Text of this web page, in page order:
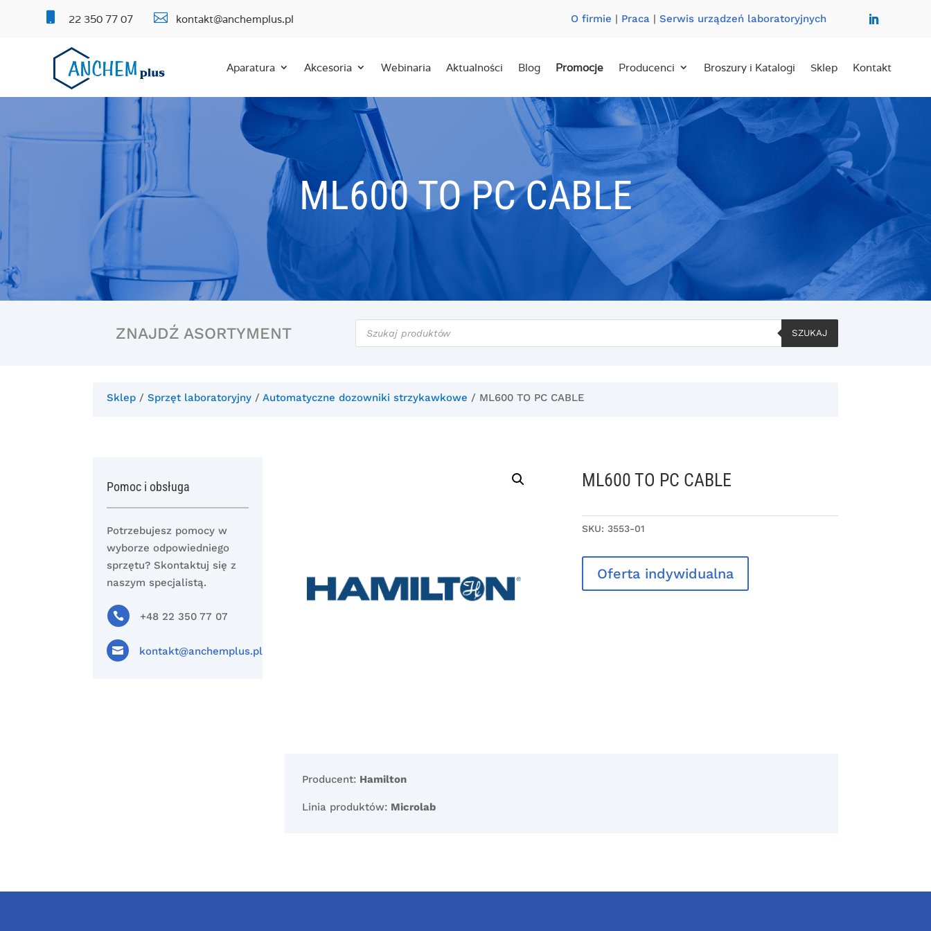
22 350 77 07  kontakt@anchemplus.pl O firmie | Praca| Serwis urządzeń laboratoryjnych
Aparatura Akcesoria Webinaria Aktualności Blog Promocje Producenci Broszury i Katalogi Sklep Kontakt
ML600 TO PC CABLE
ZNAJDŹ ASORTYMENT
Wyszukiwarka
produktów
SZUKAJ
Sklep /Sprzęt laboratoryjny /Automatyczne dozowniki strzykawkowe / ML600 TO PC CABLE
Pomoc i obsługa
Potrzebujesz pomocy w
wyborze odpowiedniego
sprzętu? Skontaktuj się z
naszym specjalistą.
 +48 22 350 77 07
 kontakt@anchemplus.pl
ML600 TO PC CABLE
SKU:3553-01
Oferta indywidualna
Producent: Hamilton
Linia produktów: Microlab